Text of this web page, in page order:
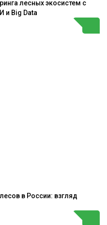
лесных экосистем с
и Big Data
в России: взгляд